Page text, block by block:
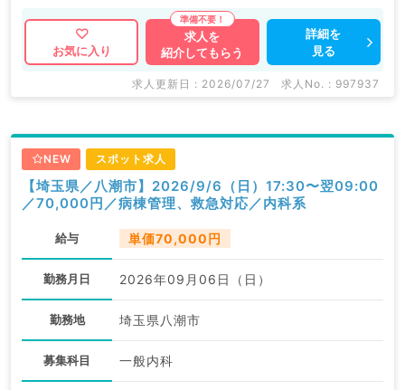
お気に入り
求人を
紹介してもらう
詳細を
見る
求人更新日 : 2026/07/27 求人No. : 997937
NEW スポット求人
【埼玉県／八潮市】2026/9/6（日）17:30〜翌09:00
／70,000円／病棟管理、救急対応／内科系
給与 単価70,000円
勤務月日 2026年09月06日（日）
勤務地 埼玉県八潮市
募集科目 一般内科